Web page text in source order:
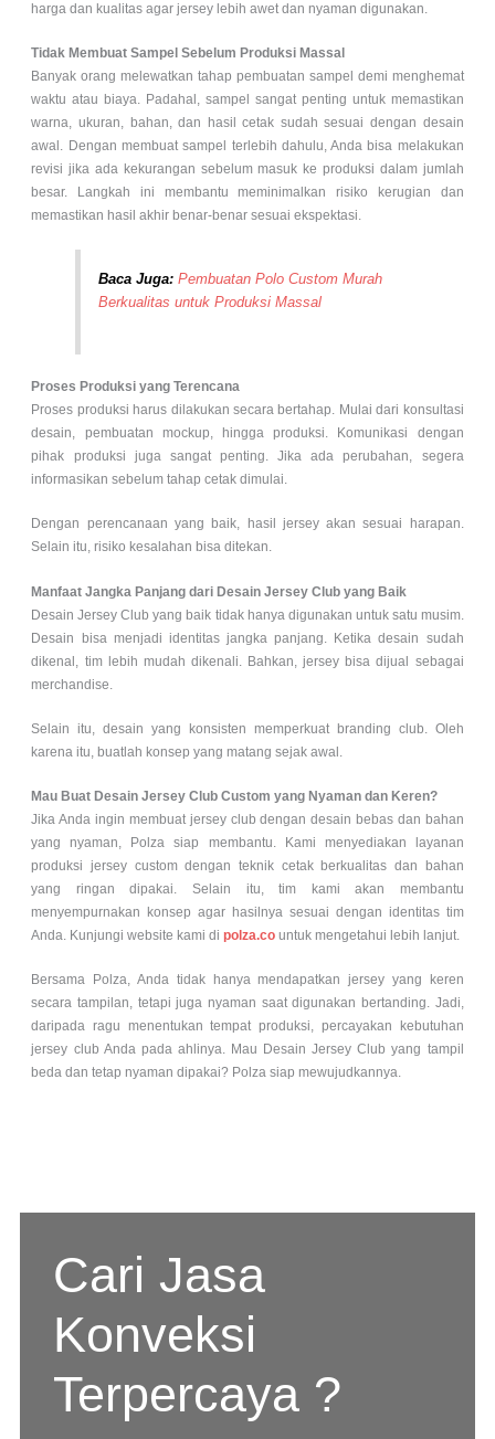
harga dan kualitas agar jersey lebih awet dan nyaman digunakan.
Tidak Membuat Sampel Sebelum Produksi Massal
Banyak orang melewatkan tahap pembuatan sampel demi menghemat
waktu atau biaya. Padahal, sampel sangat penting untuk memastikan
warna, ukuran, bahan, dan hasil cetak sudah sesuai dengan desain
awal. Dengan membuat sampel terlebih dahulu, Anda bisa melakukan
revisi jika ada kekurangan sebelum masuk ke produksi dalam jumlah
besar. Langkah ini membantu meminimalkan risiko kerugian dan
memastikan hasil akhir benar-benar sesuai ekspektasi.
Baca Juga: Pembuatan Polo Custom Murah
Berkualitas untuk Produksi Massal
Proses Produksi yang Terencana
Proses produksi harus dilakukan secara bertahap. Mulai dari konsultasi
desain, pembuatan mockup, hingga produksi. Komunikasi dengan
pihak produksi juga sangat penting. Jika ada perubahan, segera
informasikan sebelum tahap cetak dimulai.
Dengan perencanaan yang baik, hasil jersey akan sesuai harapan.
Selain itu, risiko kesalahan bisa ditekan.
Manfaat Jangka Panjang dari Desain Jersey Club yang Baik
Desain Jersey Club yang baik tidak hanya digunakan untuk satu musim.
Desain bisa menjadi identitas jangka panjang. Ketika desain sudah
dikenal, tim lebih mudah dikenali. Bahkan, jersey bisa dijual sebagai
merchandise.
Selain itu, desain yang konsisten memperkuat branding club. Oleh
karena itu, buatlah konsep yang matang sejak awal.
Mau Buat Desain Jersey Club Custom yang Nyaman dan Keren?
Jika Anda ingin membuat jersey club dengan desain bebas dan bahan
yang nyaman, Polza siap membantu. Kami menyediakan layanan
produksi jersey custom dengan teknik cetak berkualitas dan bahan
yang ringan dipakai. Selain itu, tim kami akan membantu
menyempurnakan konsep agar hasilnya sesuai dengan identitas tim
Anda. Kunjungi website kami dipolza.co untuk mengetahui lebih lanjut.
Bersama Polza, Anda tidak hanya mendapatkan jersey yang keren
secara tampilan, tetapi juga nyaman saat digunakan bertanding. Jadi,
daripada ragu menentukan tempat produksi, percayakan kebutuhan
jersey club Anda pada ahlinya. Mau Desain Jersey Club yang tampil
beda dan tetap nyaman dipakai? Polza siap mewujudkannya.
Cari Jasa
Konveksi
Terpercaya ?